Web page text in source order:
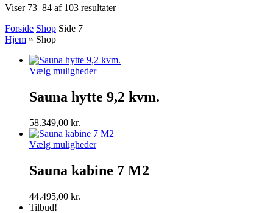
Viser 73–84 af 103 resultater
Forside Shop Side 7
Hjem » Shop
Vælg muligheder
Sauna hytte 9,2 kvm.
58.349,00 kr.
Vælg muligheder
Sauna kabine 7 M2
44.495,00 kr.
Tilbud!